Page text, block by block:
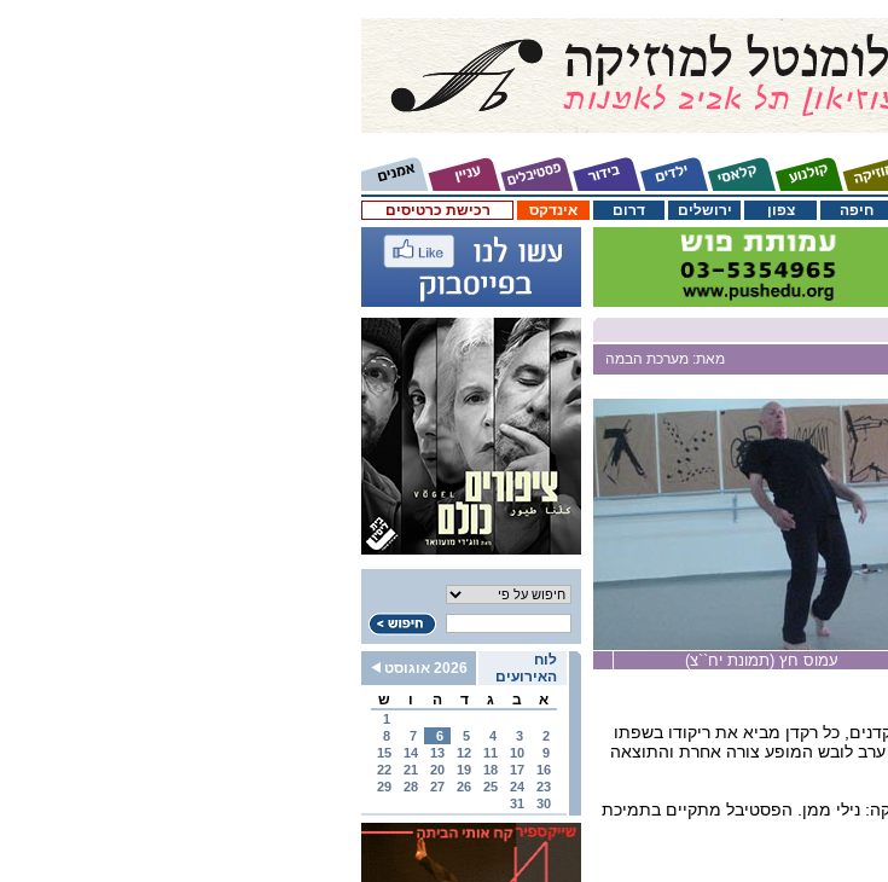
רכישת כרטיסים אינדקס דרום ירושלים צפון חיפה
לוח
האירועים
2026 אוגוסט
א
ב ג ד ה ו ש
1
2
3
4
5
6
7
8
9
10
11
12
13
14
15
16
17
18
19
20
21
22
23
24
25
26
27
28
29
30
31
מאת: מערכת הבמה
עמוס חץ (תמונת יח``צ)
כל רקדן מביא את ריקודו בשפתו
לובש המופע צורה אחרת והתוצאה
נילי ממן. הפסטיבל מתקיים בתמיכת